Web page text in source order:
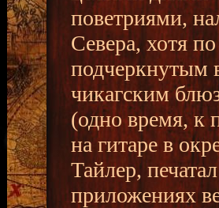
поветриями,
Севера, хотя
подчеркнутым
чикагским
(одно время, к
на гитаре в
Тайлер,
приложениях